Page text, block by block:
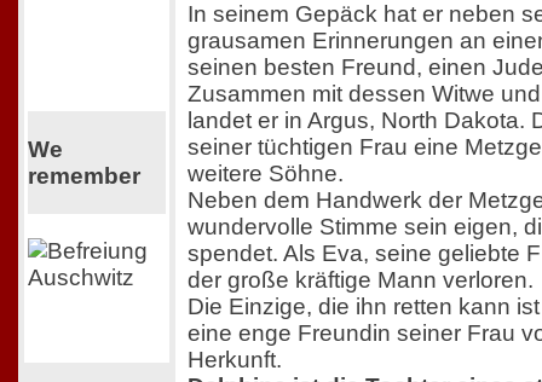
We
remember
In seinem Gepäck hat er neben
grausamen Erinnerungen an
seinen besten Freund, einen
Zusammen mit dessen Witwe
landet er in Argus, North Dakota.
seiner tüchtigen Frau eine
weitere Söhne.
Neben dem Handwerk der
wundervolle Stimme sein eigen,
spendet. Als Eva, seine geliebte
der große kräftige Mann verloren.
Die Einzige, die ihn retten kann
eine enge Freundin seiner Frau
Herkunft.